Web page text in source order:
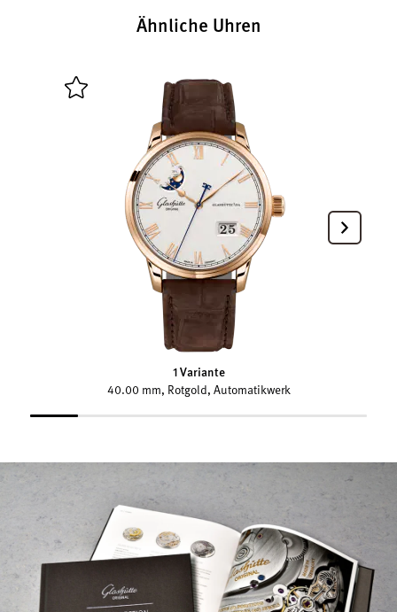
Ähnliche Uhren
1 Variante
40.00 mm, Rotgold, Automatikwerk